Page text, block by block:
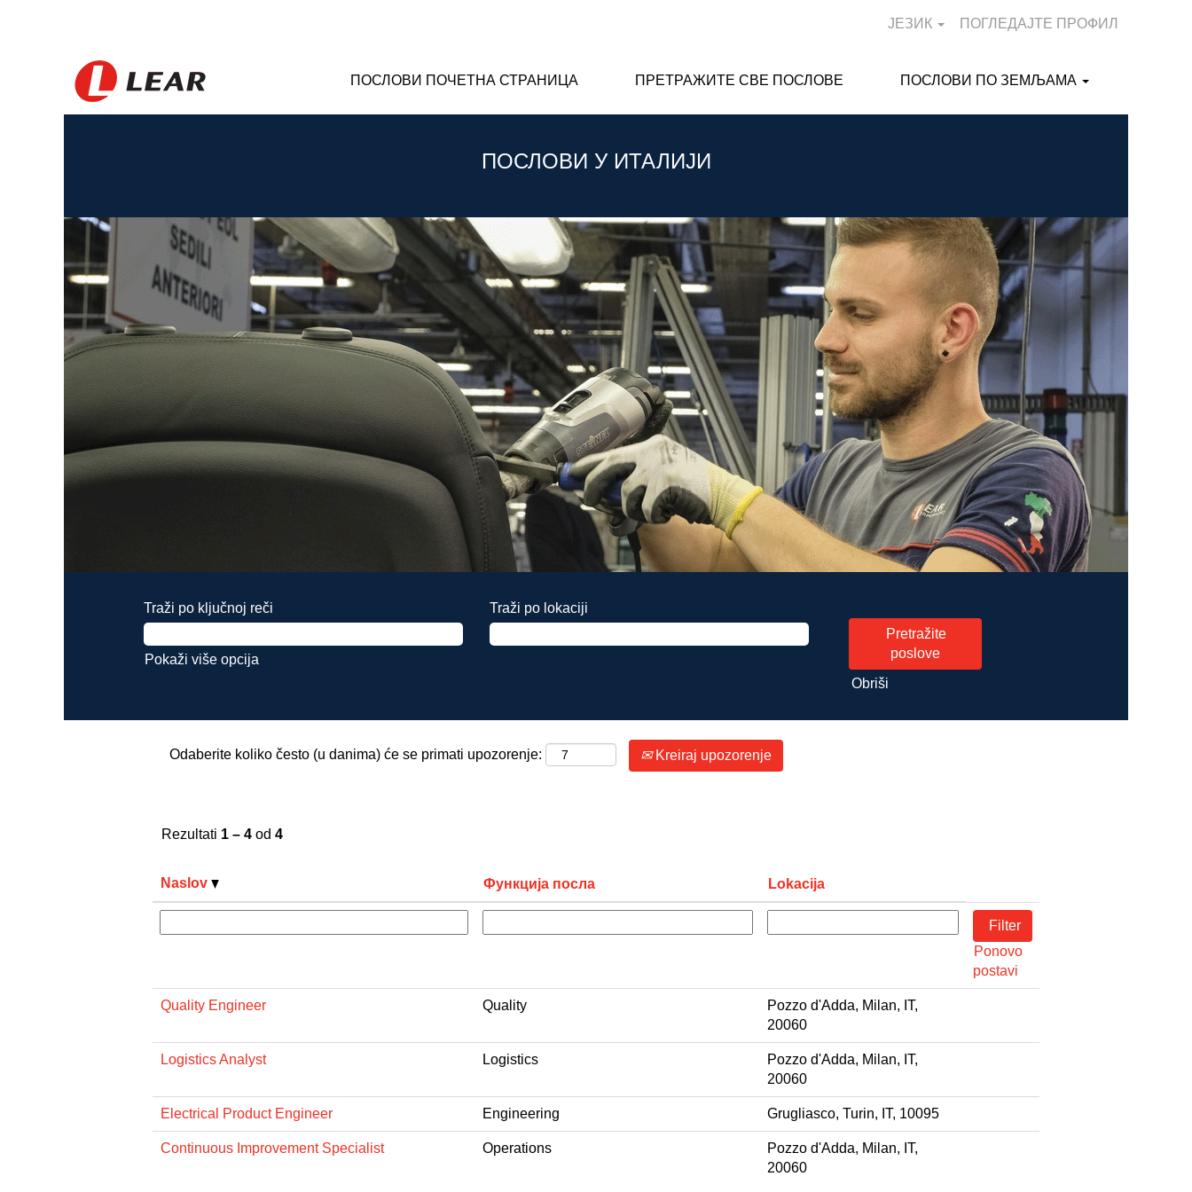
ЈЕЗИК ПОГЛЕДАЈТЕ ПРОФИЛ
ПОСЛОВИ ПОЧЕТНА СТРАНИЦА ПРЕТРАЖИТЕ СВЕ ПОСЛОВЕ ПОСЛОВИ ПО ЗЕМЉАМА
ПОСЛОВИ У ИТАЛИЈИ
Traži po ključnoj reči Traži po lokaciji
Pokaži više opcija
Obriši
Odaberite koliko često (u danima) će se primati upozorenje: Kreiraj upozorenje
Rezultati 1 – 4 od 4
Naslov Функција посла Lokacija
Ponovo
postavi
Quality Engineer Quality
Pozzo d'Adda, Milan, IT,
20060
Logistics Analyst Logistics
Pozzo d'Adda, Milan, IT,
20060
Electrical Product Engineer Engineering Grugliasco, Turin, IT, 10095
Continuous Improvement Specialist Operations
Pozzo d'Adda, Milan, IT,
20060